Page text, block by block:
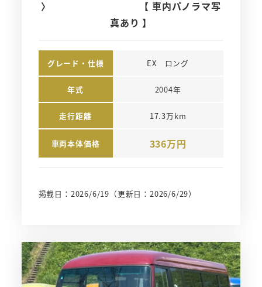
〉 【 車内パノラマ写
真あり 】
グレード・仕様 EX　ロング
年式 2004年
走行距離 17.3万km
車両本体価格 336万円
掲載日：2026/6/19 （更新日：2026/6/29）